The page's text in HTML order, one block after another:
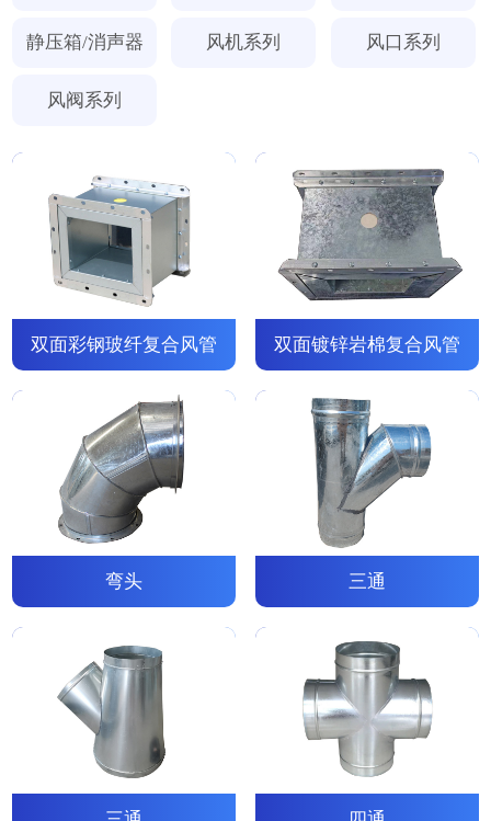
静压箱/消声器 风机系列 风口系列
风阀系列
双面彩钢玻纤复合风管 双面镀锌岩棉复合风管
弯头 三通